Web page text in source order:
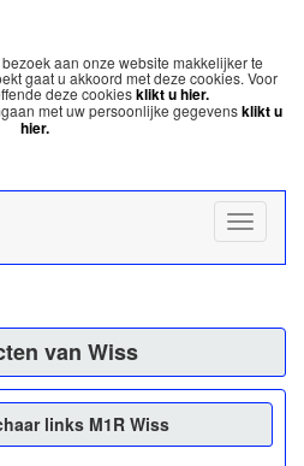
aan onze website makkelijker te
gaat u akkoord met deze cookies. Voor
deze cookiesklikt u hier.
met uw persoonlijke gegevensklikt u
hier.
van Wiss
links M1R Wiss